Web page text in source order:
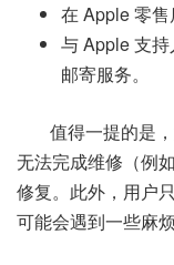
在 Apple 零售
与 Apple 支
邮寄服务。
值得一提的是
无法完成维修（例
修复。此外，用户
可能会遇到一些麻烦